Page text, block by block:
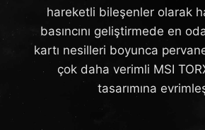
hareketli bileşenler olarak
basıncını geliştirmede en
kartı nesilleri boyunca
çok daha verimli MSI
tasarımına